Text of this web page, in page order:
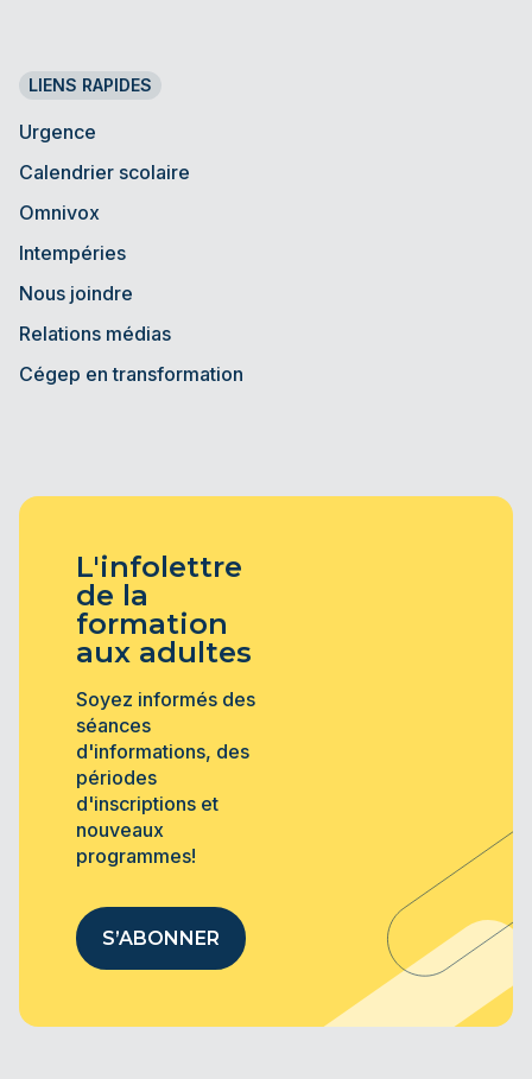
LIENS RAPIDES
Urgence
Calendrier scolaire
Omnivox
Intempéries
Nous joindre
Relations médias
Cégep en transformation
L'infolettre
de la
formation
aux adultes
Soyez informés des
séances
d'informations, des
périodes
d'inscriptions et
nouveaux
programmes!
S’ABONNER